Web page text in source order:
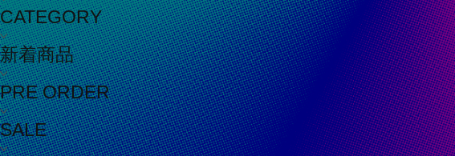
CATEGORY
新着商品
PRE ORDER
SALE